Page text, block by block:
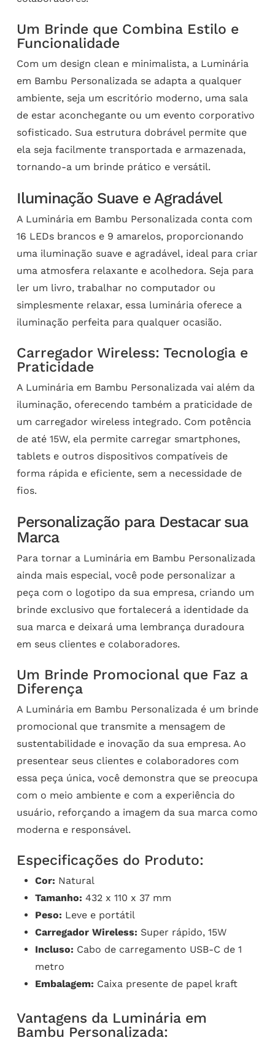
Um Brinde que Combina Estilo e
Funcionalidade
Com um design clean e minimalista, a Luminária
em Bambu Personalizada se adapta a qualquer
ambiente, seja um escritório moderno, uma sala
de estar aconchegante ou um evento corporativo
sofisticado. Sua estrutura dobrável permite que
ela seja facilmente transportada e armazenada,
tornando-a um brinde prático e versátil.
Iluminação Suave e Agradável
A Luminária em Bambu Personalizada conta com
16 LEDs brancos e 9 amarelos, proporcionando
uma iluminação suave e agradável, ideal para criar
uma atmosfera relaxante e acolhedora. Seja para
ler um livro, trabalhar no computador ou
simplesmente relaxar, essa luminária oferece a
iluminação perfeita para qualquer ocasião.
Carregador Wireless: Tecnologia e
Praticidade
A Luminária em Bambu Personalizada vai além da
iluminação, oferecendo também a praticidade de
um carregador wireless integrado. Com potência
de até 15W, ela permite carregar smartphones,
tablets e outros dispositivos compatíveis de
forma rápida e eficiente, sem a necessidade de
fios.
Personalização para Destacar sua
Marca
Para tornar a Luminária em Bambu Personalizada
ainda mais especial, você pode personalizar a
peça com o logotipo da sua empresa, criando um
brinde exclusivo que fortalecerá a identidade da
sua marca e deixará uma lembrança duradoura
em seus clientes e colaboradores.
Um Brinde Promocional que Faz a
Diferença
A Luminária em Bambu Personalizada é um brinde
promocional que transmite a mensagem de
sustentabilidade e inovação da sua empresa. Ao
presentear seus clientes e colaboradores com
essa peça única, você demonstra que se preocupa
com o meio ambiente e com a experiência do
usuário, reforçando a imagem da sua marca como
moderna e responsável.
Especificações do Produto:
Cor: Natural
Tamanho: 432 x 110 x 37 mm
Peso: Leve e portátil
Carregador Wireless: Super rápido, 15W
Incluso: Cabo de carregamento USB-C de 1
metro
Embalagem: Caixa presente de papel kraft
Vantagens da Luminária em
Bambu Personalizada: